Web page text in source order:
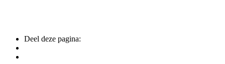
Deel deze pagina: